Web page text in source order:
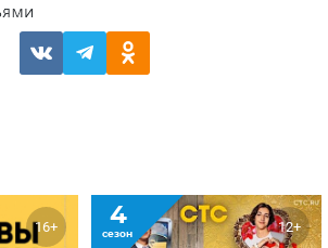
16+ 4
сезон 12+